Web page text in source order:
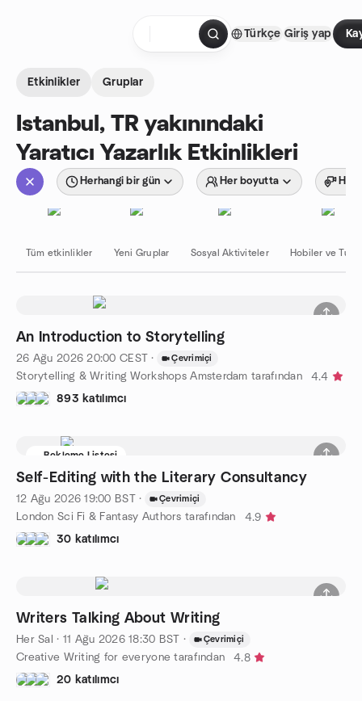
Türkçe Giriş yap
Etkinlikler Gruplar
Istanbul, TR yakınındaki
Yaratıcı Yazarlık Etkinlikleri
Herhangi bir gün Her boyutta
Tüm etkinlikler Yeni Gruplar Sosyal Aktiviteler Hobiler ve
An Introduction to Storytelling
26 Ağu 2026 20:00 CEST · Çevrimiçi
Storytelling & Writing Workshops Amsterdam tarafından
4.4
893 katılımcı
Bekleme Listesi
Self-Editing with the Literary Consultancy
12 Ağu 2026 19:00 BST · Çevrimiçi
London Sci Fi & Fantasy Authors tarafından
4.9
30 katılımcı
Writers Talking About Writing
Her Sal · 11 Ağu 2026 18:30 BST · Çevrimiçi
Creative Writing for everyone tarafından
4.8
20 katılımcı